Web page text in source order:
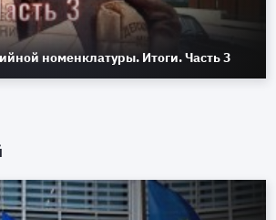
номенклатуры. Итоги. Часть 3